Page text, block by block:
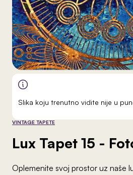
Slika koju trenutno vidite nije u
VINTAGE TAPETE
Lux Tapet 15 -
Oplemenite svoj prostor uz naše